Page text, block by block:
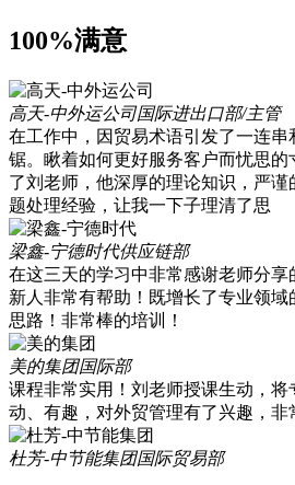
100%满意
高天-中外运公司国际进出口部/主管
在工作中，因贸易术语引发了一连
锯。瞅着如何更好服务客户而忧思
了刘老师，他深厚的理论知识，严谨
题处理经验，让我一下子理清了思
梁鑫-宁德时代供应链部
在这三天的学习中非常感谢老师分
新人非常有帮助！既增长了专业领
思路！非常棒的培训！
美的集团国际部
课程非常实用！刘老师授课生动，
动、有趣，对外贸管理有了兴趣，非
杜芳-中节能集团国际贸易部